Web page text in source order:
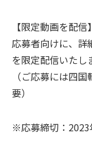
【限定動画を配信】
応募者向けに、詳
を限定配信いたし
（ご応募には四
要）
※応募締切：